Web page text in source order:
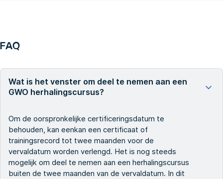
FAQ
Wat is het venster om deel te nemen aan een
GWO herhalingscursus?
Om de oorspronkelijke certificeringsdatum te
behouden, kan eenkan een certificaat of
trainingsrecord tot twee maanden voor de
vervaldatum worden verlengd. Het is nog steeds
mogelijk om deel te nemen aan een herhalingscursus
buiten de twee maanden van de vervaldatum. In dit